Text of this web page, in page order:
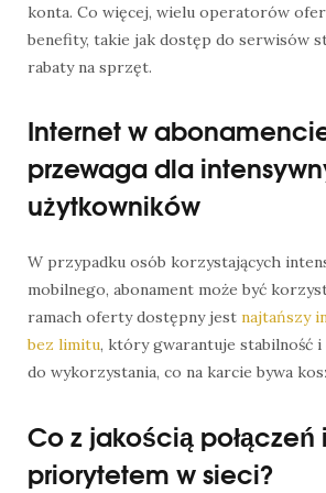
konta. Co więcej, wielu operatorów
benefity, takie jak dostęp do serwisów
rabaty na sprzęt.
Internet w
przewaga dla
użytkowników
W przypadku osób korzystających
mobilnego, abonament może być
ramach oferty dostępny jest najtańszy
bez limitu, który gwarantuje stabilność i
do wykorzystania, co na karcie bywa
Co z jakością połączeń i
priorytetem w sieci?